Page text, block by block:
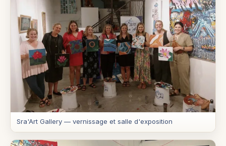
Sra'Art Gallery — vernissage et salle d'exposition